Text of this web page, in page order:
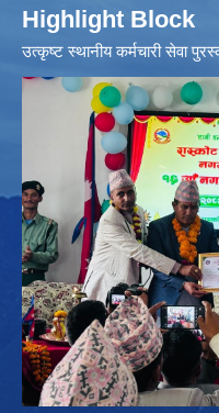
Highlight Block
उत्‍कृष्ट स्थानीय कर्मचारी सेवा